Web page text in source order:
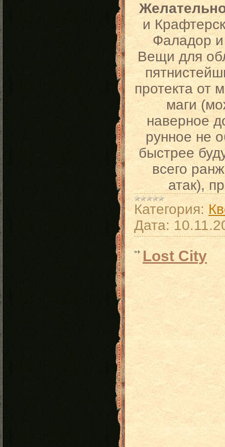
и
Фаладор и
Вещи для
протекта от
маги
наверное
рунное не
быстрее
всего
атак),
Категория:
Дата:
Lost City